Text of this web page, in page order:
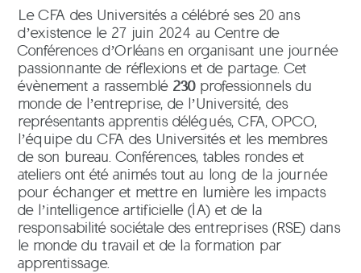
Le CFA des Universités a célébré ses 20 ans
d’existence le 27 juin 2024 au Centre de
Conférences d’Orléans en organisant une journée
passionnante de réflexions et de partage. Cet
évènement a rassemblé 230professionnels du
monde de l’entreprise, de l’Université, des
représentants apprentis délégués, CFA, OPCO,
l’équipe du CFA des Universités et les membres
de son bureau. Conférences, tables rondes et
ateliers ont été animés tout au long de la journée
pour échanger et mettre en lumière les impacts
de l’intelligence artificielle (IA) et de la
responsabilité sociétale des entreprises (RSE) dans
le monde du travail et de la formation par
apprentissage.